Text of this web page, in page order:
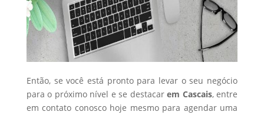
Então, se você está pronto para levar o seu negócio
para o próximo nível e se destacarem Cascais, entre
em contato conosco hoje mesmo para agendar uma